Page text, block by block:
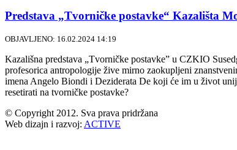
Predstava „Tvorničke postavke“ Kazališta
OBJAVLJENO: 16.02.2024 14:19
Kazališna predstava „Tvorničke postavke” u CZKIO
profesorica antropologije žive mirno zaokupljeni
imena Angelo Biondi i Deziderata De koji će im u život
resetirati na tvorničke postavke?
© Copyright 2012. Sva prava pridržana
Web dizajn i razvoj: ACTIVE